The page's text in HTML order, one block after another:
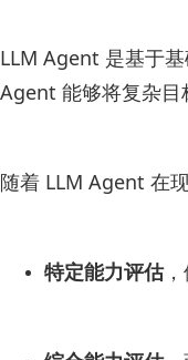
LLM Agent 是基于
Agent 能够将复杂目
随着 LLM Agent 在
特定能力评估